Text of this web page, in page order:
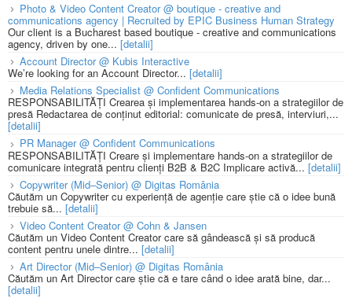
Photo & Video Content Creator @ boutique - creative and
communications agency | Recruited by EPIC Business Human Strategy
Our client is a Bucharest based boutique - creative and communications
agency, driven by one... [detalii]
Account Director @ Kubis Interactive
We’re looking for an Account Director... [detalii]
Media Relations Specialist @ Confident Communications
RESPONSABILITĂȚI Crearea și implementarea hands-on a strategiilor de
presă Redactarea de conținut editorial: comunicate de presă, interviuri,...
[detalii]
PR Manager @ Confident Communications
RESPONSABILITĂȚI Creare și implementare hands-on a strategiilor de
comunicare integrată pentru clienți B2B & B2C Implicare activă... [detalii]
Copywriter (Mid–Senior) @ Digitas România
Căutăm un Copywriter cu experiență de agenție care știe că o idee bună
trebuie să... [detalii]
Video Content Creator @ Cohn & Jansen
Căutăm un Video Content Creator care să gândească și să producă
content pentru unele dintre... [detalii]
Art Director (Mid–Senior) @ Digitas România
Căutăm un Art Director care știe că e tare când o idee arată bine, dar...
[detalii]